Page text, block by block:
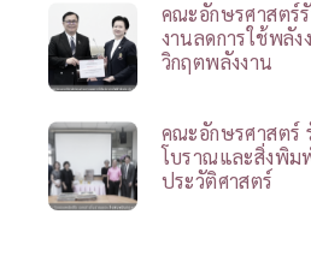
คณะอักษรศาสตร์
งานลดการใช้พลั
วิกฤตพลังงาน
คณะอักษรศาสตร์
โบราณและสิ่งพิม
ประวัติศาสตร์